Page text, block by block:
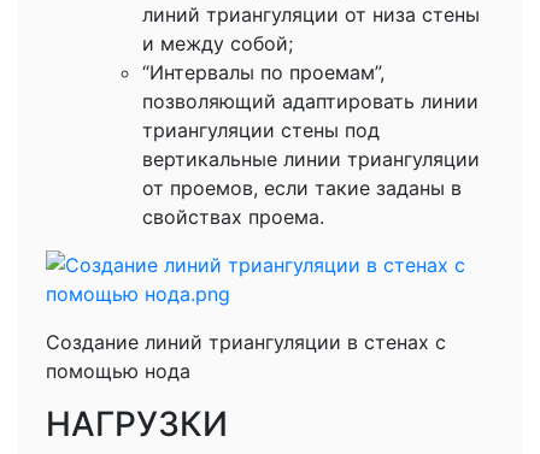
линий триангуляции от низа стены
и между собой;
“Интервалы по проемам”,
позволяющий адаптировать линии
триангуляции стены под
вертикальные линии триангуляции
от проемов, если такие заданы в
свойствах проема.
Создание линий триангуляции в стенах с
помощью нода
НАГРУЗКИ